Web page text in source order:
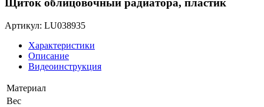
Щиток облицовочный радиатора, пластик
Артикул: LU038935
Характеристики
Описание
Видеоинструкция
Материал
Вес